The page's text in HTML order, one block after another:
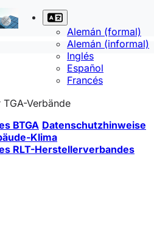
Alemán (formal)
Alemán (informal)
Inglés
Español
Francés
Verbände
BTGA Datenschutzhinweise
Klima
RLT-Herstellerverbandes